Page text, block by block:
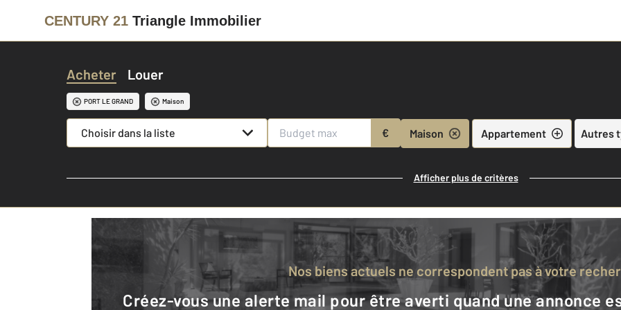
CENTURY 21 Triangle Immobilier
Acheter Louer
PORT LE GRAND Maison
Choisir dans la liste € Maison Appartement Autres
Afficher plus de critères
Nos biens actuels ne correspondent pas à votre
Créez-vous une alerte mail pour être averti quand une annonce est en ligne et consultez la